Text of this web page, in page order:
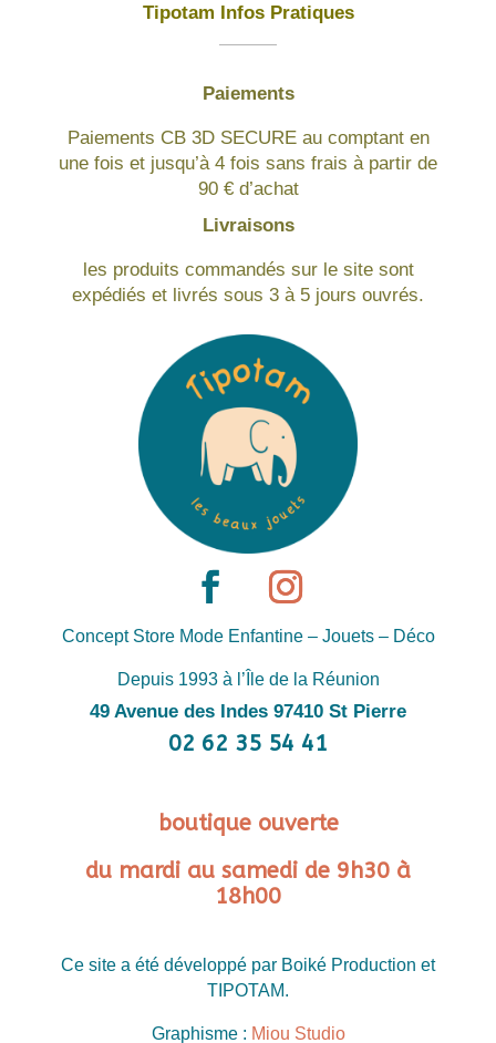
Tipotam Infos Pratiques
Paiements
Paiements CB 3D SECURE au comptant en
une fois et jusqu’à 4 fois sans frais à partir de
90 € d’achat
Livraisons
les produits commandés sur le site sont
expédiés et livrés sous 3 à 5 jours ouvrés.
Concept Store Mode Enfantine – Jouets – Déco
Depuis 1993 à l’Île de la Réunion
49 Avenue des Indes 97410 St Pierre
02 62 35 54 41
boutique ouverte
du mardi au samedi de 9h30 à
18h00
Ce site a été développé par Boiké Production et
TIPOTAM.
Graphisme : Miou Studio